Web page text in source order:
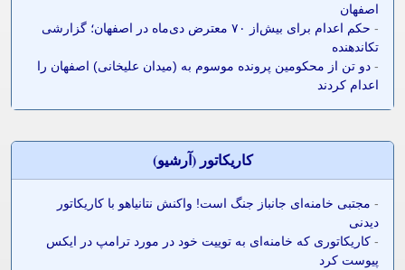
اصفهان
-
حکم اعدام برای بیش‌از ۷۰ معترض دی‌ماه در اصفهان؛ گزارشی
تکاندهنده
- دو تن از محکومین پرونده موسوم به (میدان علیخانی) اصفهان را
اعدام کردند
کاريکاتور (آرشيو)
- مجتبی خامنه‌ای جانباز جنگ است! واکنش نتانیاهو با کاریکاتور
دیدنی
- کاریکاتوری که خامنه‌ای به توییت خود در مورد ترامپ در ایکس
پیوست کرد